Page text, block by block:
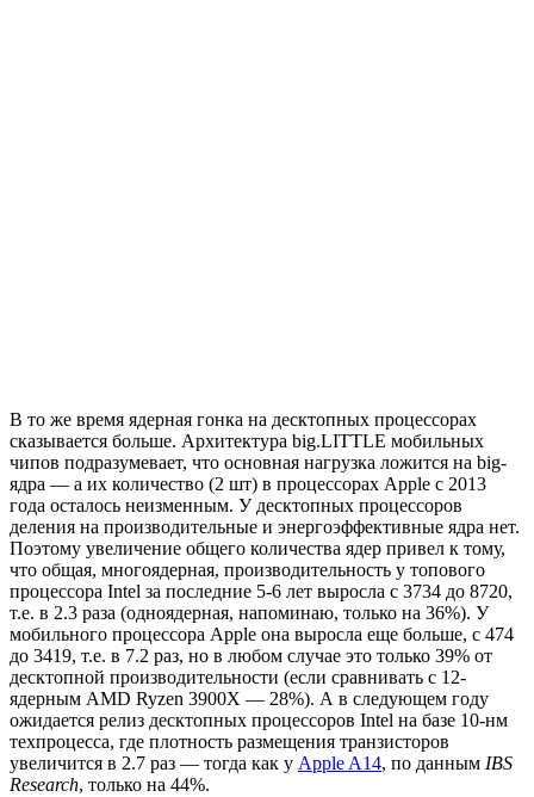
В то же время ядерная гонка на десктопных процессорах
сказывается больше. Архитектура big.LITTLE мобильных
чипов подразумевает, что основная нагрузка ложится на big-
ядра — а их количество (2 шт) в процессорах Apple с 2013
года осталось неизменным. У десктопных процессоров
деления на производительные и энергоэффективные ядра нет.
Поэтому увеличение общего количества ядер привел к тому,
что общая, многоядерная, производительность у топового
процессора Intel за последние 5-6 лет выросла с 3734 до 8720,
т.е. в 2.3 раза (одноядерная, напоминаю, только на 36%). У
мобильного процессора Apple она выросла еще больше, с 474
до 3419, т.е. в 7.2 раз, но в любом случае это только 39% от
десктопной производительности (если сравнивать с 12-
ядерным AMD Ryzen 3900X — 28%). А в следующем году
ожидается релиз десктопных процессоров Intel на базе 10-нм
техпроцесса, где плотность размещения транзисторов
увеличится в 2.7 раз — тогда как у Apple A14, по данным IBS
Research, только на 44%.